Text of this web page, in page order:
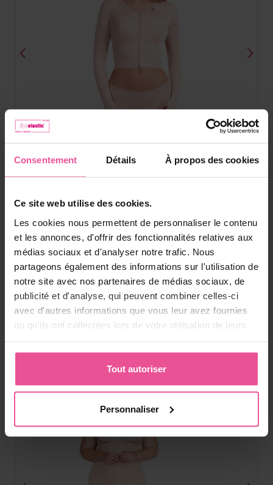
Consentement Détails À propos des cookies
Ce site web utilise des cookies.
Les cookies nous permettent de personnaliser le contenu
et les annonces, d'offrir des fonctionnalités relatives aux
médias sociaux et d'analyser notre trafic. Nous
partageons également des informations sur l'utilisation de
notre site avec nos partenaires de médias sociaux, de
publicité et d'analyse, qui peuvent combiner celles-ci
avec d'autres informations que vous leur avez fournies
ou qu'ils ont collectées lors de votre utilisation de leurs
Tout autoriser
Personnaliser
Veste - avec manches longues et fixation sur les pouces,
fermeture éclair sur la partie avant, se terminant par une
bande élastique plus large au niveau de la taille
En stock